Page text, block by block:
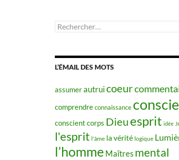
Rechercher :
L’ÉMAIL DES MOTS
assumerautruicoeur
comprendreconnaissance
conscient corps Dieuesprit idée
l'esprit l'âme la vérité logique
l’homme Maîtres mental